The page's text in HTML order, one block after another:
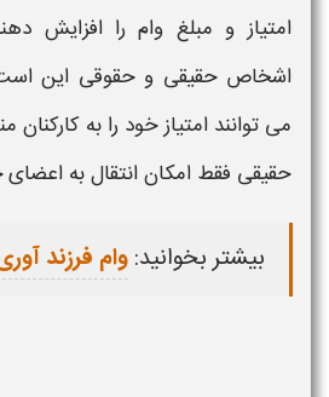
امتیاز و مبلغ وام را افزایش
اشخاص حقیقی و حقوقی این
می‌ توانند امتیاز خود را به
حقیقی فقط امکان انتقال به اعضای
بیشتر بخوانید:وام فرزند